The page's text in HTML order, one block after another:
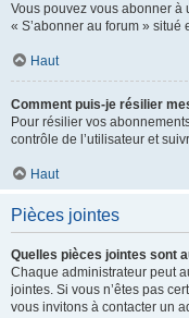
Vous pouvez vous abonner à
« S’abonner au forum »
Haut
Comment puis-je résilier
Pour résilier vos
contrôle de l’utilisateur et
Haut
Pièces jointes
Quelles pièces jointes sont
Chaque administrateur peut
jointes. Si vous n’êtes pas
vous invitons à contacter un